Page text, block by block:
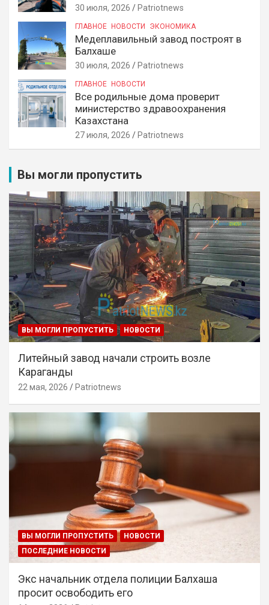
30 июля, 2026 Patriotnews
ГЛАВНОЕ НОВОСТИ ЭКОНОМИКА
Медеплавильный завод построят в
Балхаше
30 июля, 2026 Patriotnews
ГЛАВНОЕ НОВОСТИ
Все родильные дома проверит
министерство здравоохранения
Казахстана
27 июля, 2026 Patriotnews
Вы могли пропустить
ВЫ МОГЛИ ПРОПУСТИТЬ НОВОСТИ
Литейный завод начали строить возле
Караганды
22 мая, 2026 Patriotnews
ВЫ МОГЛИ ПРОПУСТИТЬ
НОВОСТИ
ПОСЛЕДНИЕ НОВОСТИ
Экс начальник отдела полиции Балхаша
просит освободить его